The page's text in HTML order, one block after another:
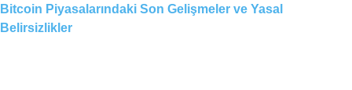
Bitcoin Piyasalarındaki Son Gelişmeler ve Yasal
Belirsizlikler